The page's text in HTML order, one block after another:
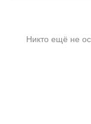
Никто ещё не